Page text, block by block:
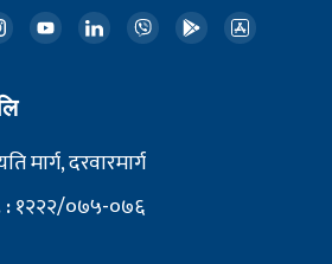
मार्ग, दरवारमार्ग
:१२२२/०७५-०७६